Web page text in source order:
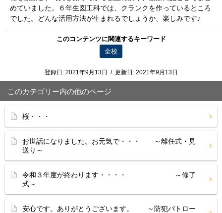
めていました。６年生図工科では、クランクを作っているところ
でした。どんな活用方法が生まれるでしょうか、楽しみです♪
このコンテンツに関連するキーワード
全校
登録日: 2021年9月13日 / 更新日: 2021年9月13日
このカテゴリー内の他のページ
桜・・・
お世話になりました。お元気で・・・ ～離任式・見
送り～
令和３年度が終わります・・・・ ～修了
式～
安心です。ありがとうございます。 ～防犯パトロー